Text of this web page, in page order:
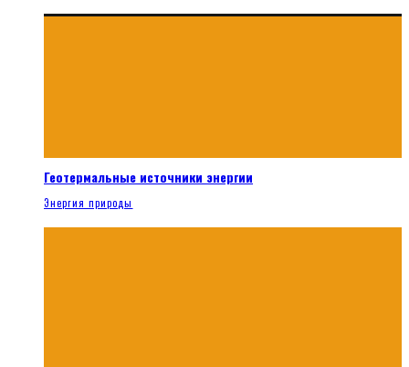
Геотермальные источники энергии
Энергия природы